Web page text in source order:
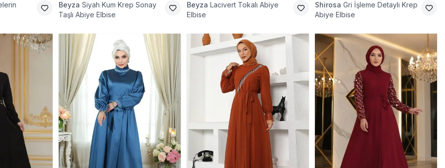
Beyza Siyah Kum Krep Sonay
Taşlı Abiye Elbise
Beyza Lacivert Tokalı Abiye
Elbise
Shirosa Gri İşleme Detaylı Krep
Abiye Elbise